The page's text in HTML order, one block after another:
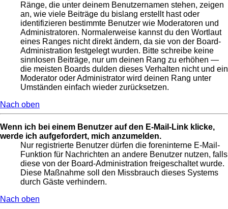
Ränge, die unter deinem Benutzernamen stehen, zeigen
an, wie viele Beiträge du bislang erstellt hast oder
identifizieren bestimmte Benutzer wie Moderatoren und
Administratoren. Normalerweise kannst du den Wortlaut
eines Ranges nicht direkt ändern, da sie von der Board-
Administration festgelegt wurden. Bitte schreibe keine
sinnlosen Beiträge, nur um deinen Rang zu erhöhen —
die meisten Boards dulden dieses Verhalten nicht und ein
Moderator oder Administrator wird deinen Rang unter
Umständen einfach wieder zurücksetzen.
Nach oben
Wenn ich bei einem Benutzer auf den E-Mail-Link klicke,
werde ich aufgefordert, mich anzumelden.
Nur registrierte Benutzer dürfen die foreninterne E-Mail-
Funktion für Nachrichten an andere Benutzer nutzen, falls
diese von der Board-Administration freigeschaltet wurde.
Diese Maßnahme soll den Missbrauch dieses Systems
durch Gäste verhindern.
Nach oben